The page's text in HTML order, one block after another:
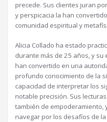
precede. Sus clientes juran
y perspicacia la han
comunidad espiritual y
Alicia Collado ha estado
durante más de 25 años, y su
han convertido en una
profundo conocimiento de la
capacidad de interpretar los
notable precisión. Sus
también de empoderamiento,
navegar por los desafíos de